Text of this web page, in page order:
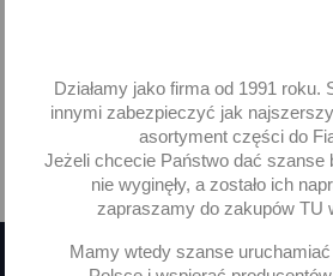
Pokazano 1-2 z 2
Działamy jako firma od 1991 roku.
innymi zabezpieczyć jak
asortyment części do
Jeżeli chcecie Państwo dać szanse
nie wyginęły, a zostało ich
zapraszamy do zakupów TU
Mamy wtedy szanse